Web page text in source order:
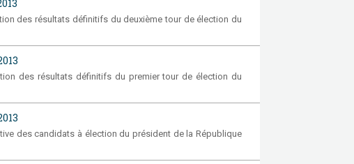
des résultats définitifs du deuxième tour de élection du
des résultats définitifs du premier tour de élection du
des candidats à élection du président de la République